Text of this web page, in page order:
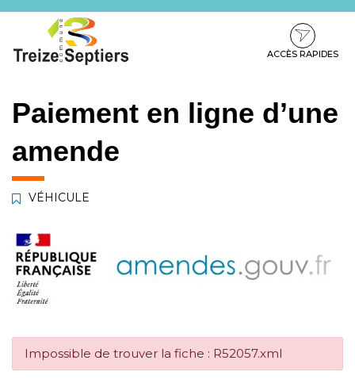
contenu
pied
ACCÈS RAPIDES
Paiement en ligne d’une
amende
VÉHICULE
Impossible de trouver la fiche : R52057.xml